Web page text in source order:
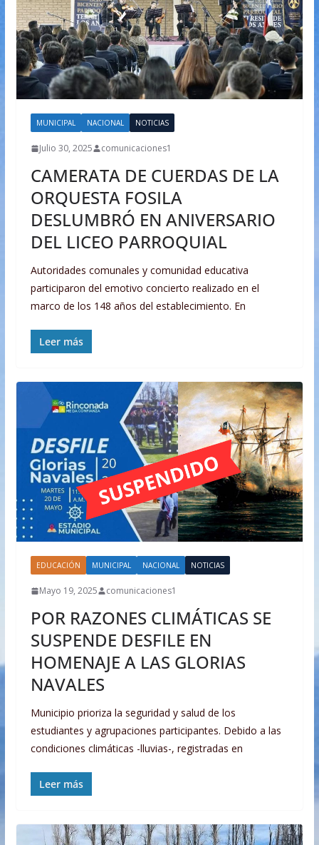
MUNICIPAL NACIONAL NOTICIAS
Julio 30, 2025 comunicaciones1
CAMERATA DE CUERDAS DE LA
ORQUESTA FOSILA
DESLUMBRÓ EN ANIVERSARIO
DEL LICEO PARROQUIAL
Autoridades comunales y comunidad educativa
participaron del emotivo concierto realizado en el
marco de los 148 años del establecimiento. En
Leer más
EDUCACIÓN MUNICIPAL NACIONAL NOTICIAS
Mayo 19, 2025 comunicaciones1
POR RAZONES CLIMÁTICAS SE
SUSPENDE DESFILE EN
HOMENAJE A LAS GLORIAS
NAVALES
Municipio prioriza la seguridad y salud de los
estudiantes y agrupaciones participantes. Debido a las
condiciones climáticas -lluvias-, registradas en
Leer más